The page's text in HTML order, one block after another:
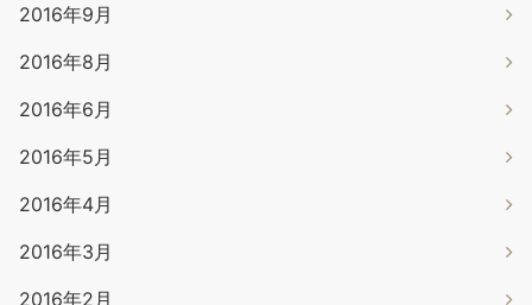
2016年9月
2016年8月
2016年6月
2016年5月
2016年4月
2016年3月
2016年2月